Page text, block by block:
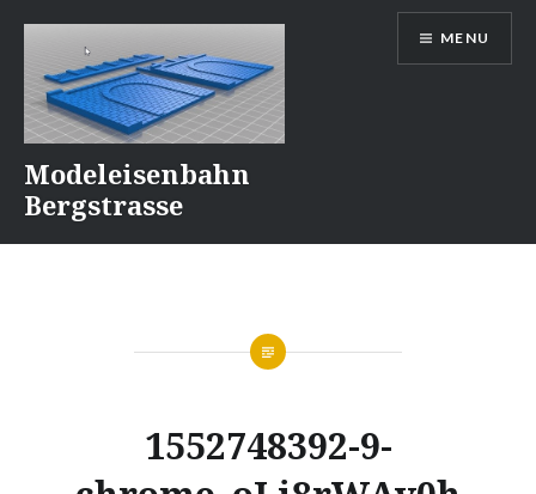
inhoud
springen
Modeleisenbahn
Bergstrasse
MENU
1552748392-9-